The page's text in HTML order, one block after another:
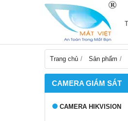
Trang chủ Sản phẩm
CAMERA GIÁM SÁT
CAMERA HIKVISION